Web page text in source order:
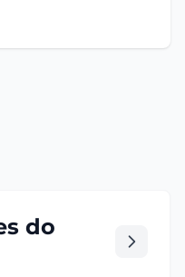
do